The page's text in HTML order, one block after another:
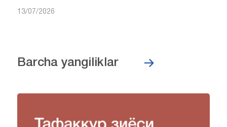
13/07/2026
Barcha yangiliklar